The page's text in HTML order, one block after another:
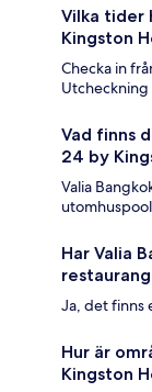
Vilka tider
Kingston
Checka in
Utcheckning
Vad finns
24 by
Valia
Har Valia
Ja, det finns
Hur är
Kingston